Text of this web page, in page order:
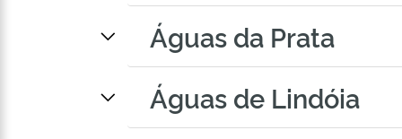
Águas da Prata
Águas de Lindóia